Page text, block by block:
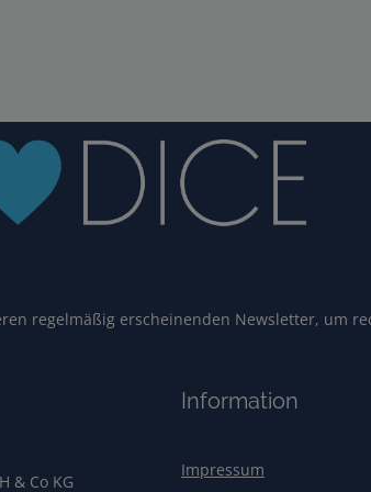
regelmäßig erscheinenden Newsletter, um
& Co KG
Information
Impressum